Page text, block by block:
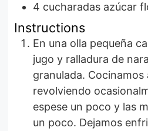
4 cucharadas azúcar
Instructions
En una olla pequeña calentamos las moras,
jugo y ralladura de
granulada. Cocinamos
revolviendo
espese un poco y las
un poco. Dejamos